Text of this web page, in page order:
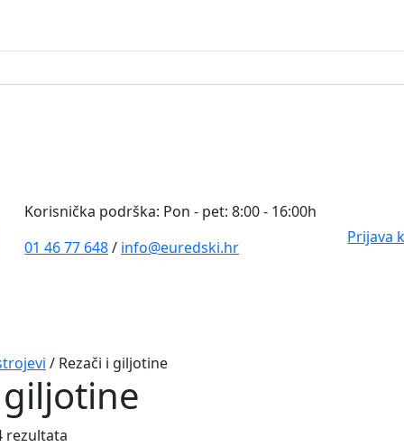
Korisnička podrška: Pon - pet: 8:00 - 16:00h
01 46 77 648/ info@euredski.hr
Prijava
/ Rezači i giljotine
giljotine
rezultata